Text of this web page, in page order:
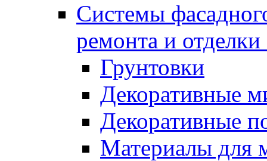
Системы
ремонта и отделки
Грунтовки
Декоративные
Декоративные
Материалы для